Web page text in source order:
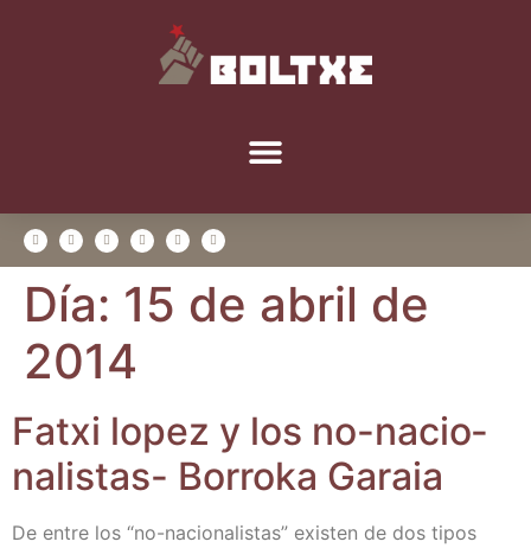
Día: 15 de abril de
2014
Fatxi lopez y los no-nacio­
na­lis­tas- Borro­ka Garaia
De entre los “no-nacio­­na­­li­s­­tas” exis­ten de dos tipos